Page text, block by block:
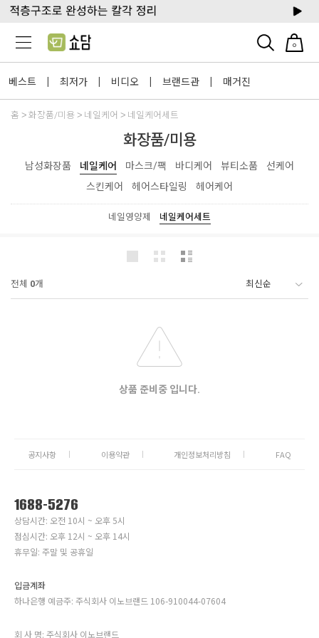
0
베스트 | 최저가 | 비디오 | 브랜드관 | 매거진
홈 화장품/미용 네일케어 네일케어세트
화장품/미용
남성화장품 네일케어 마스크/팩 바디케어 뷰티소품
선케어
스킨케어
헤어스타일링 헤어케어
네일영양제 네일케어세트
전체 0개
상품 준비중 입니다.
공지사항 이용약관 개인정보처리방침 FAQ
1688-5276
상담시간: 오전 10시 ~ 오후 5시
점심시간: 오후 12시 ~ 오후 14시
휴무일: 주말 및 공휴일
입금계좌
하나은행 예금주: 주식회사 이노브랜드 106-910044-07604
회 사 명: 주식회사 이노브랜드